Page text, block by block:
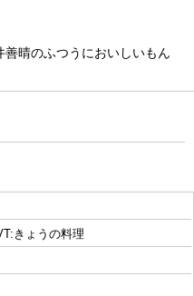
晴のふつうにおいしいもん
きょうの料理